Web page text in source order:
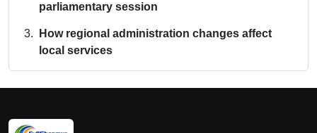
parliamentary session
How regional administration changes affect
local services